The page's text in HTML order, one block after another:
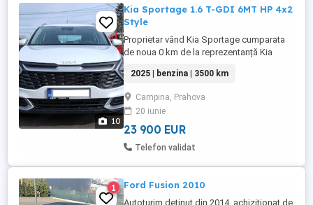
10
Kia Sportage 1.6 T-GDI 6MT HP 4x2
Style
Proprietar vând Kia Sportage cumparata
de noua 0 km de la reprezentanță Kia
MY2025 Capacitate Motor : 1598 cmc
Putere : 160 CP Norma poluare : Euro 6 Tip
combustibil : Benzină Asistență rutieră
inclusă pe 2026 Vopsea metalizată,
Deluxe White Tapițerie Saturn ...
2025 | benzina | 3500 km
Campina, Prahova
20 iunie
23 900 EUR
Telefon validat
1 Ford Fusion 2010
Autoturim deținut din 2014, achizitionat de